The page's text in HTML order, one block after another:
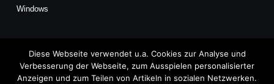
Windows
Copyright © 2026
Diese Webseite verwendet u.a. Cookies zur Analyse und
Verbesserung der Webseite, zum Ausspielen personalisierter
Anzeigen und zum Teilen von Artikeln in sozialen Netzwerken.